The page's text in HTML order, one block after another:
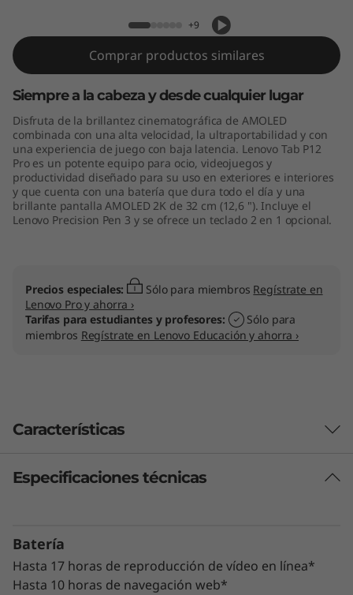
+9
Comprar productos similares
Siempre a la cabeza y desde cualquier lugar
Disfruta de la brillantez cinematográfica de AMOLED
combinada con una alta velocidad, la ultraportabilidad y con
una experiencia de juego con baja latencia. Lenovo Tab P12
Pro es un potente equipo para ocio, videojuegos y
productividad diseñado para su uso en exteriores e interiores
y que cuenta con una batería que dura todo el día y una
brillante pantalla AMOLED 2K de 32 cm (12,6 "). Incluye el
Lenovo Precision Pen 3 y se ofrece un teclado 2 en 1 opcional.
Precios especiales: Sólo para miembros Regístrate en
Lenovo Pro y ahorra ›
Tarifas para estudiantes y profesores:
Sólo para
miembros Regístrate en Lenovo Educación y ahorra ›
Características
Especificaciones técnicas
Batería
Hasta 17 horas de reproducción de vídeo en línea*
Hasta 10 horas de navegación web*